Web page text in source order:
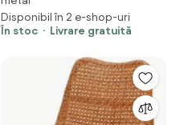
rezistente la UV, împletitură tip
răchită, structură metalică,
pentru interior și exterior,
Disponibil în 2 e-shop-uri
În stoc
Livrare gratuită